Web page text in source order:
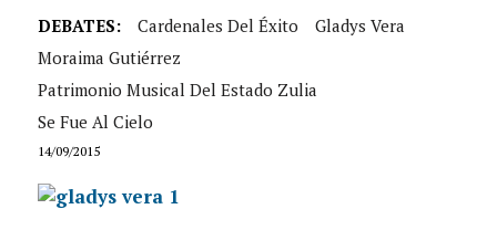
DEBATES: Cardenales Del Éxito
Gladys Vera
Moraima Gutiérrez
Patrimonio Musical Del Estado Zulia
Se Fue Al Cielo
14/09/2015